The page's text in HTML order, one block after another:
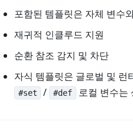
포함된 템플릿은 자체 변수
재귀적 인클루드 지원
순환 참조 감지 및 차단
자식 템플릿은 글로벌 및 런
#set / #def 로컬 변수는